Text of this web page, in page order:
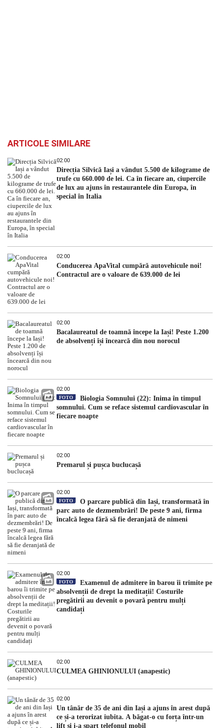
ARTICOLE SIMILARE
02:00
Direcția Silvică Iași a vândut 5.500 de kilograme de
trufe cu 660.000 de lei. Ca în fiecare an, ciupercile
de lux au ajuns în restaurantele din Europa, în
special în Italia
02:00
Conducerea ApaVital cumpără autovehicule noi!
Contractul are o valoare de 639.000 de lei
02:00
Bacalaureatul de toamnă începe la Iași! Peste 1.200
de absolvenți își încearcă din nou norocul
02:00
FOTO
Biologia Somnului (22): Inima în timpul
somnului. Cum se reface sistemul cardiovascular în
fiecare noapte
02:00
Premarul și pușca buclucașă
02:00
FOTO
O parcare publică din Iași, transformată în
parc auto de dezmembrări! De peste 9 ani, firma
încalcă legea fără să fie deranjată de nimeni
02:00
FOTO
Examenul de admitere în barou îi trimite pe
absolvenții de drept la meditații! Costurile
pregătirii au devenit o povară pentru mulți
candidați
02:00
CULMEA GHINIONULUI (anapestic)
02:00
Un tânăr de 35 de ani din Iași a ajuns în arest după
ce și-a terorizat iubita. A băgat-o cu forța într-un
lift și i-a spart telefonul mobil